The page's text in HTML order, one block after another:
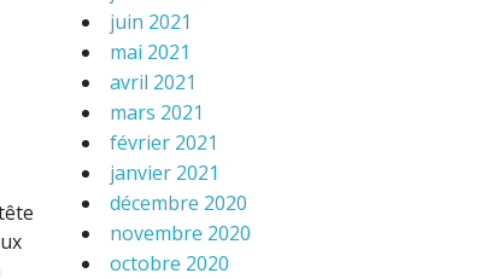
juin 2021
mai 2021
avril 2021
mars 2021
février 2021
janvier 2021
décembre 2020
novembre 2020
octobre 2020